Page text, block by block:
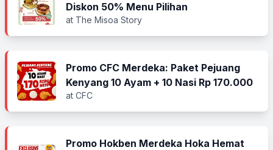
Diskon 50% Menu Pilihan
at The Misoa Story
Promo CFC Merdeka: Paket Pejuang
Kenyang 10 Ayam + 10 Nasi Rp 170.000
at CFC
Promo Hokben Merdeka Hoka Hemat